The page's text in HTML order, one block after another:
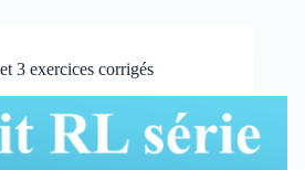
3 exercices corrigés